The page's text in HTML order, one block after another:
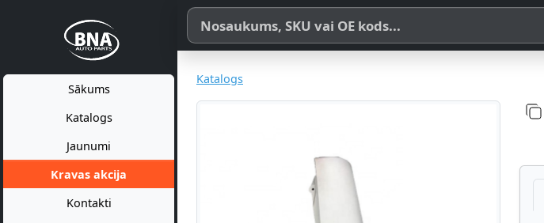
Sākums
Katalogs
Jaunumi
Kravas akcija
Kontakti
Meklēt pēc produkta nosaukuma, SKU vai OE koda
Katalogs